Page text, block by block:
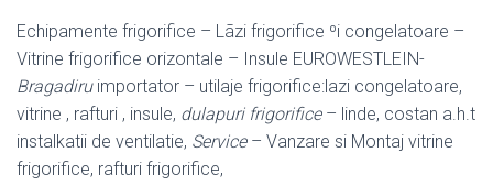
Echipamente frigorifice – Lãzi frigorifice ºi congelatoare –
Vitrine frigorifice orizontale – Insule EUROWESTLEIN-
Bragadiruimportator – utilaje frigorifice:lazi congelatoare,
vitrine , rafturi , insule, dulapuri frigorifice– linde, costan a.h.t
instalkatii de ventilatie, Service– Vanzare si Montaj vitrine
frigorifice, rafturi frigorifice,